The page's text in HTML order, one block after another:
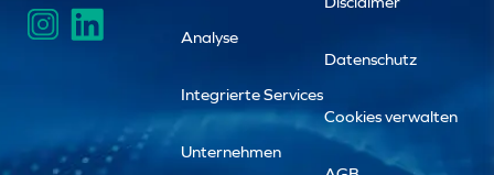
Analyse
Integrierte Services
Unternehmen
Datenschutz
Cookies verwalten